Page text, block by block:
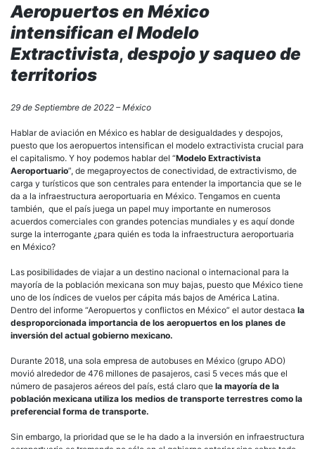
Aeropuertos en México
intensifican el Modelo
Extractivista, despojo y saqueo de
territorios
29 de Septiembre de 2022 – México
Hablar de aviación en México es hablar de desigualdades y despojos,
puesto que los aeropuertos intensifican el modelo extractivista crucial para
el capitalismo. Y hoy podemos hablar del “Modelo Extractivista
Aeroportuario”, de megaproyectos de conectividad, de extractivismo, de
carga y turísticos que son centrales para entender la importancia que se le
da a la infraestructura aeroportuaria en México. Tengamos en cuenta
también, que el país juega un papel muy importante en numerosos
acuerdos comerciales con grandes potencias mundiales y es aquí donde
surge la interrogante ¿para quién es toda la infraestructura aeroportuaria
en México?
Las posibilidades de viajar a un destino nacional o internacional para la
mayoría de la población mexicana son muy bajas, puesto que México tiene
uno de los índices de vuelos per cápita más bajos de América Latina.
Dentro del informe “Aeropuertos y conflictos en México” el autor destaca la
desproporcionada importancia de los aeropuertos en los planes de
inversión del actual gobierno mexicano.
Durante 2018, una sola empresa de autobuses en México (grupo ADO)
movió alrededor de 476 millones de pasajeros, casi 5 veces más que el
número de pasajeros aéreos del país, está claro que la mayoría de la
población mexicana utiliza los medios de transporte terrestres como la
preferencial forma de transporte.
Sin embargo, la prioridad que se le ha dado a la inversión en infraestructura